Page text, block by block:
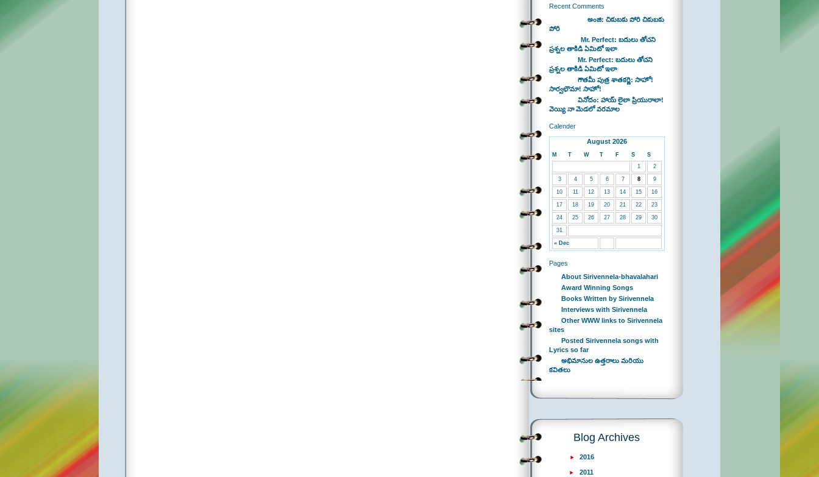
Recent Comments
అంజి: చికుబకు పోరి చికుబకు
పోరి
Mr. Perfect: బదులు తోచని
ప్రశ్నల తాకిడి ఏమిటో ఇలా
Mr. Perfect: బదులు తోచని
ప్రశ్నల తాకిడి ఏమిటో ఇలా
గౌతమీ పుత్ర శాతకర్ణి: సాహో!
సార్వభౌమా! సాహో!
వినోదం: హాయ్ లైలా ప్రియురాలా!
వెయ్యి నా మెడలో వరమాల
Calender
August 2026
M T W T F S S
« Dec
1 2
3 4 5 6 7 8 9
10 11 12 13 14 15 16
17 18 19 20 21 22 23
24 25 26 27 28 29 30
31
Pages
About Sirivennela-bhavalahari
Award Winning Songs
Books Written by Sirivennela
Interviews with Sirivennela
Other WWW links to Sirivennela
sites
Posted Sirivennela songs with
Lyrics so far
అభిమానుల ఉత్తరాలు మరియు
కవితలు
Blog Archives
2016
2011